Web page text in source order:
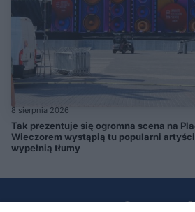
8 sierpnia 2026
Tak prezentuje się ogromna scena na
Wieczorem wystąpią tu popularni
wypełnią tłumy